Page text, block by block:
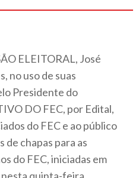
ELEITORAL, José
no uso de suas
Presidente do
DO FEC, por Edital,
do FEC e ao público
de chapas para as
do FEC, iniciadas em